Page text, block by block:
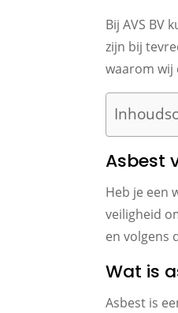
Bij AVS BV
zijn bij
waarom wij
Asbest
Heb je een
veiligheid
en volgens
Wat is
Asbest is